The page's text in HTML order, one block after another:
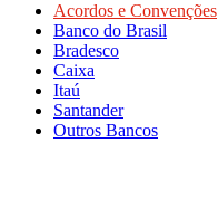
Acordos e Convenções
Banco do Brasil
Bradesco
Caixa
Itaú
Santander
Outros Bancos